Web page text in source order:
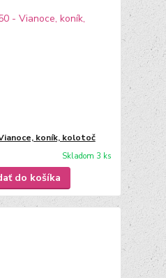
koník, kolotoč
Skladom 3 ks
do košíka